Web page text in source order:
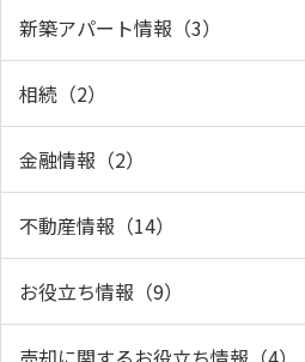
新築アパート情報（3）
相続（2）
金融情報（2）
不動産情報（14）
お役立ち情報（9）